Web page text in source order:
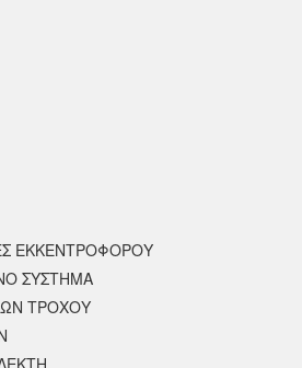
ΕΚΚΕΝΤΡΟΦΟΡΟΥ
ΣΥΣΤΗΜΑ
ΤΡΟΧΟΥ